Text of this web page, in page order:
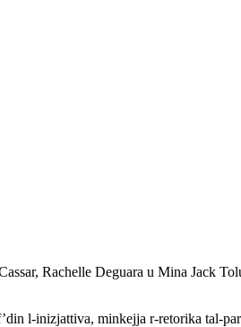
Rachelle Deguara u Mina Jack
l-inizjattiva, minkejja r-retorika tal-